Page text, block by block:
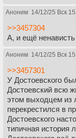
Аноним 14/12/25 Вск
>>3457304
А, и ещë
Аноним 14/12/25 Вск
>>3457301
У Достоевского
Достоевский всю
этом выходцем из
перекрестился в
Достоевского
типичная история